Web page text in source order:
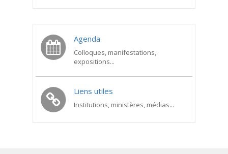
Agenda
Colloques, manifestations,
expositions...
Liens utiles
Institutions, ministères, médias...